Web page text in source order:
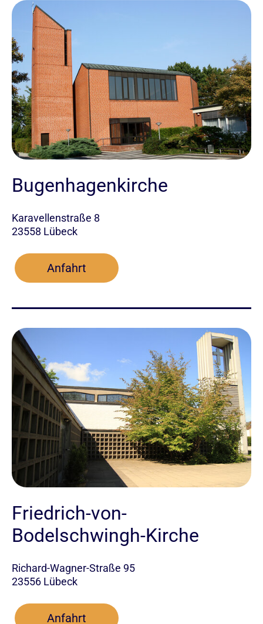
Bugenhagenkirche
Karavellenstraße 8
23558 Lübeck
Anfahrt
Friedrich-von-
Bodelschwingh-Kirche
Richard-Wagner-Straße 95
23556 Lübeck
Anfahrt